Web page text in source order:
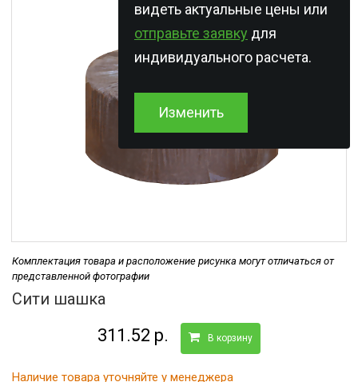
видеть актуальные цены или
отправьте заявку для
индивидуального расчета.
Изменить
Комплектация товара и расположение рисунка могут отличаться от
представленной фотографии
Сити шашка
311.52 р. В корзину
Наличие товара уточняйте у менеджера